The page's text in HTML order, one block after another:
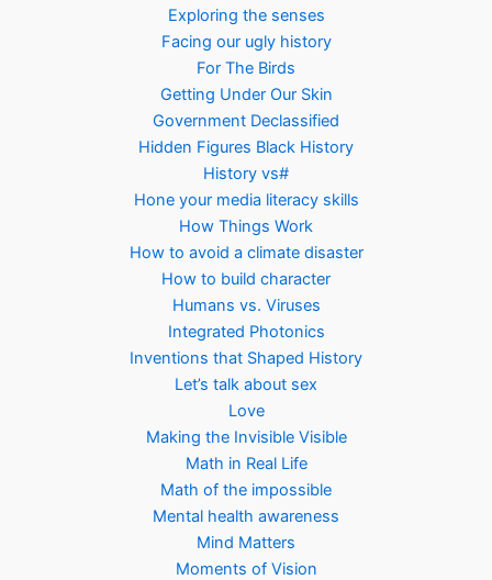
Exploring the senses
Facing our ugly history
For The Birds
Getting Under Our Skin
Government Declassified
Hidden Figures Black History
History vs#
Hone your media literacy skills
How Things Work
How to avoid a climate disaster
How to build character
Humans vs. Viruses
Integrated Photonics
Inventions that Shaped History
Let’s talk about sex
Love
Making the Invisible Visible
Math in Real Life
Math of the impossible
Mental health awareness
Mind Matters
Moments of Vision